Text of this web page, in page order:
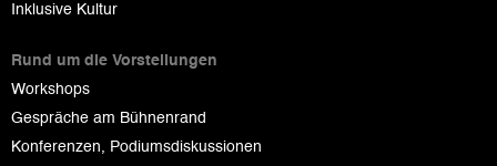
Inklusive Kultur
Rund um die Vorstellungen
Workshops
Gespräche am Bühnenrand
Konferenzen, Podiumsdiskussionen